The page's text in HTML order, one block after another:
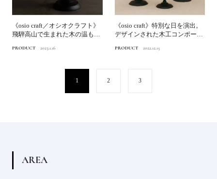
《osio craft／オシオクラフト》
飛騨高山で生まれた木の温もり
PRODUCT 2023.1.16
《osio craft》特別な日を演出。
デザインされた木工コンポート
PRODUCT 2022.12.15
1 2 3
AREA